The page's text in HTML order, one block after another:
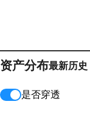
资产分布最新历史
是否穿透